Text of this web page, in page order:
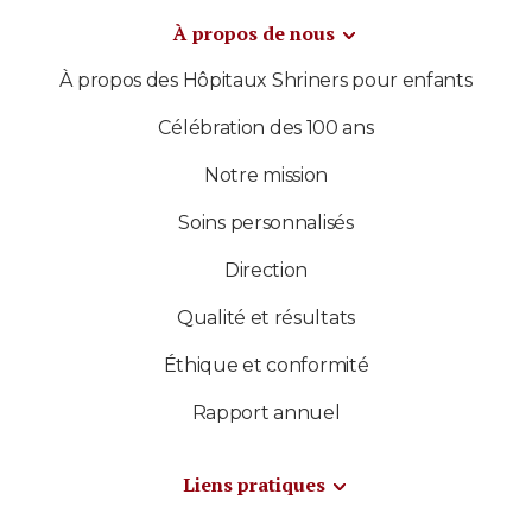
À propos de nous
À propos des Hôpitaux Shriners pour enfants
Célébration des 100 ans
Notre mission
Soins personnalisés
Direction
Qualité et résultats
Éthique et conformité
Rapport annuel
Liens pratiques